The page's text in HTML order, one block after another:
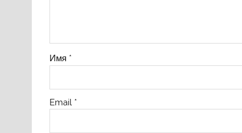
Имя *
Email *